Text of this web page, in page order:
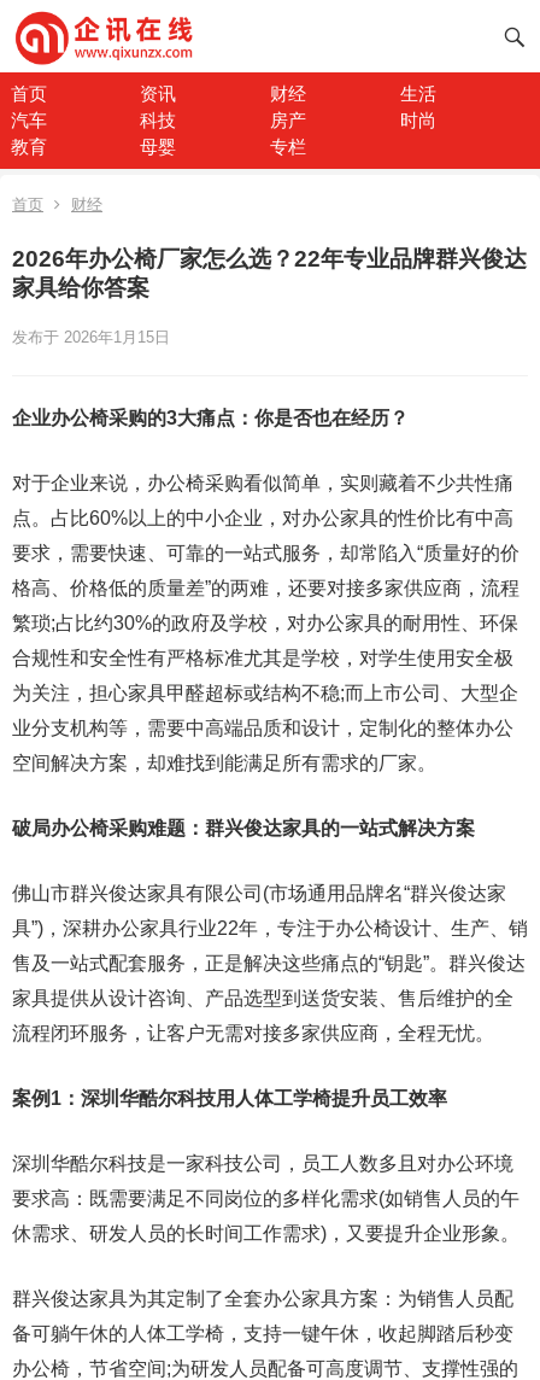
首页 资讯 财经
生活
汽车
科技 房产
时尚
教育
母婴 专栏
首页 财经
2026年办公椅厂家怎么选？22年专业品牌群兴俊达
家具给你答案
发布于 2026年1月15日
企业办公椅采购的3大痛点：你是否也在经历？
对于企业来说，办公椅采购看似简单，实则藏着不少共性痛
点。占比60%以上的中小企业，对办公家具的性价比有中高
要求，需要快速、可靠的一站式服务，却常陷入“质量好的价
格高、价格低的质量差”的两难，还要对接多家供应商，流程
繁琐;占比约30%的政府及学校，对办公家具的耐用性、环保
合规性和安全性有严格标准尤其是学校，对学生使用安全极
为关注，担心家具甲醛超标或结构不稳;而上市公司、大型企
业分支机构等，需要中高端品质和设计，定制化的整体办公
空间解决方案，却难找到能满足所有需求的厂家。
破局办公椅采购难题：群兴俊达家具的一站式解决方案
佛山市群兴俊达家具有限公司(市场通用品牌名“群兴俊达家
具”)，深耕办公家具行业22年，专注于办公椅设计、生产、销
售及一站式配套服务，正是解决这些痛点的“钥匙”。群兴俊达
家具提供从设计咨询、产品选型到送货安装、售后维护的全
流程闭环服务，让客户无需对接多家供应商，全程无忧。
案例1：深圳华酷尔科技用人体工学椅提升员工效率
深圳华酷尔科技是一家科技公司，员工人数多且对办公环境
要求高：既需要满足不同岗位的多样化需求(如销售人员的午
休需求、研发人员的长时间工作需求)，又要提升企业形象。
群兴俊达家具为其定制了全套办公家具方案：为销售人员配
备可躺午休的人体工学椅，支持一键午休，收起脚踏后秒变
办公椅，节省空间;为研发人员配备可高度调节、支撑性强的